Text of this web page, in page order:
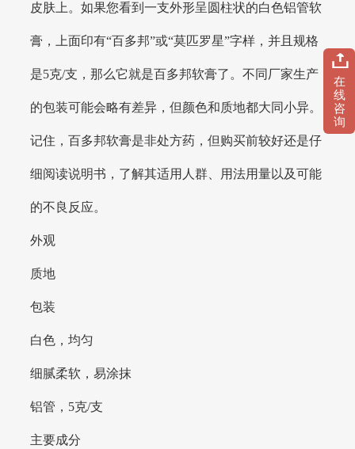
皮肤上。如果您看到一支外形呈圆柱状的白色铝管软
膏，上面印有“百多邦”或“莫匹罗星”字样，并且规格
是5克/支，那么它就是百多邦软膏了。不同厂家生产
的包装可能会略有差异，但颜色和质地都大同小异。
记住，百多邦软膏是非处方药，但购买前较好还是仔
细阅读说明书，了解其适用人群、用法用量以及可能
的不良反应。
外观
质地
包装
白色，均匀
细腻柔软，易涂抹
铝管，5克/支
主要成分
在
线
咨
询